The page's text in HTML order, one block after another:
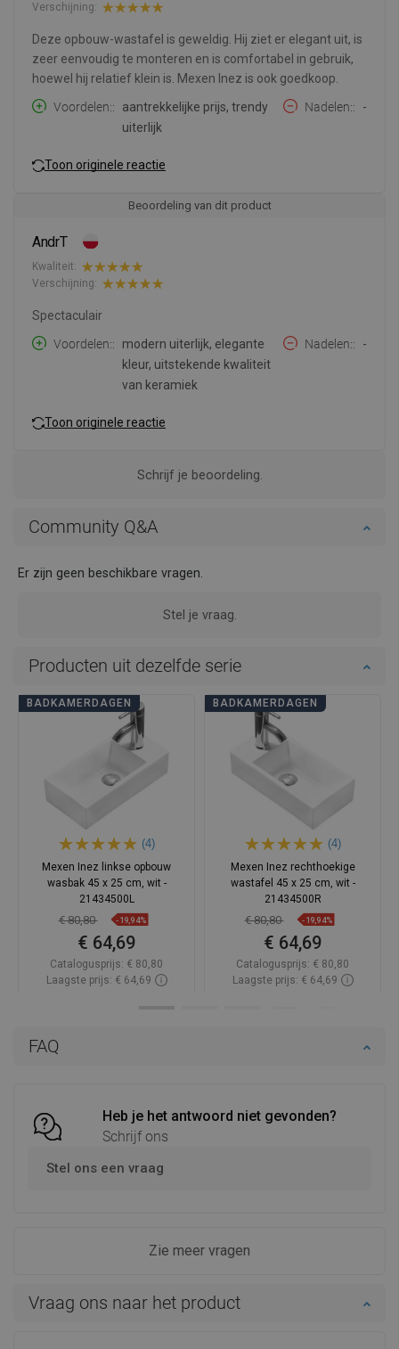
FAQ
Heb je het antwoord niet gevonden?
Schrijf ons
Stel ons een vraag
Zie meer vragen
Verschijning:
Deze opbouw-wastafel is geweldig. Hij ziet er elegant uit, is
zeer eenvoudig te monteren en is comfortabel in gebruik,
hoewel hij relatief klein is. Mexen Inez is ook goedkoop.
Voordelen:
aantrekkelijke prijs, trendy
uiterlijk
Nadelen: -
Toon originele reactie
Beoordeling van dit product
AndrT
Kwaliteit:
Verschijning:
Spectaculair
Voordelen:
modern uiterlijk, elegante
kleur, uitstekende kwaliteit
van keramiek
Nadelen: -
Toon originele reactie
Schrijf je beoordeling.
Community Q&A
Er zijn geen beschikbare vragen.
Stel je vraag.
Vraag ons naar het product
Producten uit dezelfde serie
BADKAMERDAGEN
(4)
Mexen Inez linkse opbouw
wasbak 45 x 25 cm, wit -
21434500L
€ 80,80 -19,94%
€ 64,69
Catalogusprijs: € 80,80
Laagste prijs: € 64,69
BADKAMERDAGEN
(4)
Mexen Inez rechthoekige
wastafel 45 x 25 cm, wit -
21434500R
€ 80,80 -19,94%
€ 64,69
Catalogusprijs: € 80,80
Laagste prijs: € 64,69